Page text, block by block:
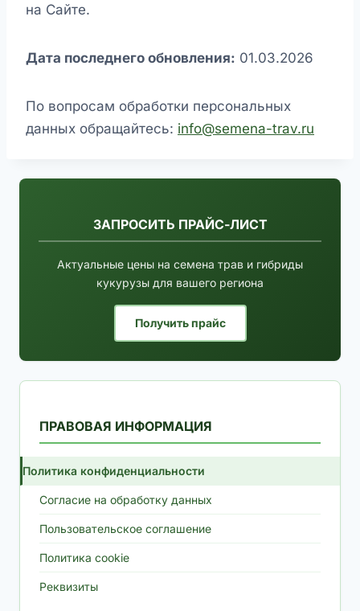
на Сайте.
Дата последнего обновления: 01.03.2026
По вопросам обработки персональных
данных обращайтесь: info@semena-trav.ru
ЗАПРОСИТЬ ПРАЙС-ЛИСТ
Актуальные цены на семена трав и гибриды
кукурузы для вашего региона
Получить прайс
ПРАВОВАЯ ИНФОРМАЦИЯ
Политика конфиденциальности
Согласие на обработку данных
Пользовательское соглашение
Политика cookie
Реквизиты